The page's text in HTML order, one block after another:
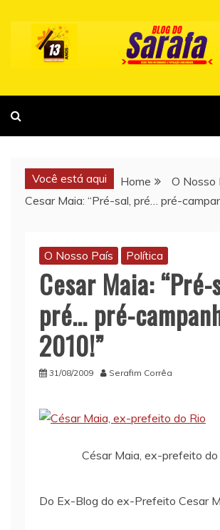
content
Você está aqui Home
O Nosso
Cesar Maia: “Pré-sal, pré… pré-
O Nosso País Política
Cesar Maia: “Pré-
pré… pré-
2010!”
31/08/2009 Serafim Corrêa
César Maia, ex-prefeito do
Do Ex-Blog do ex-Prefeito Cesar